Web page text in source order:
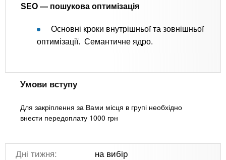
SEO — пошукова оптимізація
Основні кроки внутрішньої та зовнішньої
оптимізації. Семантичне ядро.
Умови вступу
Для закріплення за Вами місця в групі необхідно
внести передоплату 1000 грн
Дні тижня:
на вибір